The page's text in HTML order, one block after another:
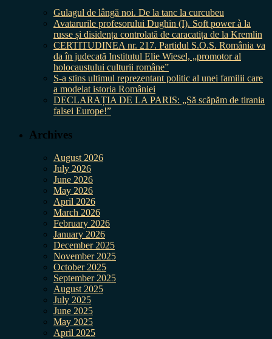
Gulagul de lângă noi. De la tanc la curcubeu
Avatarurile profesorului Dughin (I). Soft power à la
russe și disidența controlată de caracatița de la Kremlin
CERTITUDINEA nr. 217. Partidul S.O.S. România va
da în judecată Institutul Elie Wiesel, „promotor al
holocaustului culturii române”
S-a stins ultimul reprezentant politic al unei familii care
a modelat istoria României
DECLARAȚIA DE LA PARIS: „Să scăpăm de tirania
falsei Europe!”
Archives
August 2026
July 2026
June 2026
May 2026
April 2026
March 2026
February 2026
January 2026
December 2025
November 2025
October 2025
September 2025
August 2025
July 2025
June 2025
May 2025
April 2025